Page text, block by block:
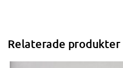
Relaterade produkter